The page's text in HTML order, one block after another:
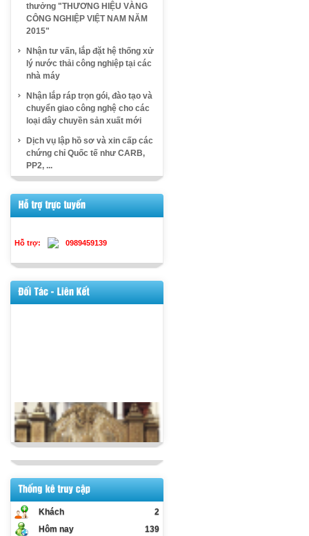
thưởng "THƯƠNG HIỆU VÀNG
CÔNG NGHIỆP VIỆT NAM NĂM
2015"
Nhận tư vấn, lắp đặt hệ thống xử
lý nước thải công nghiệp tại các
nhà máy
Nhận lắp ráp trọn gói, đào tạo và
chuyển giao công nghệ cho các
loại dây chuyền sản xuất mới
Dịch vụ lập hồ sơ và xin cấp các
chứng chỉ Quốc tế như CARB,
PP2, ...
Hỗ trợ: 0989459139
Khách
2
Hôm nay
139